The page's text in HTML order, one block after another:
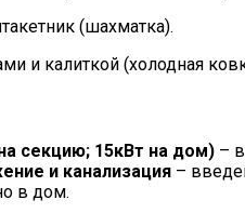
(шахматка).
и калиткой (холодная
секцию; 15кВт на дом) –
и канализация –
в дом.